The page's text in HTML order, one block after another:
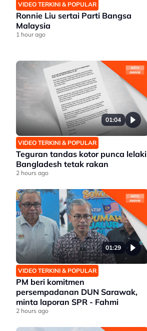
VIDEO TERKINI & POPULAR
Ronnie Liu sertai Parti Bangsa
Malaysia
1 hour ago
01:04
VIDEO TERKINI & POPULAR
Teguran tandas kotor punca lelaki
Bangladesh tetak rakan
2 hours ago
01:29
VIDEO TERKINI & POPULAR
PM beri komitmen
persempadanan DUN Sarawak,
minta laporan SPR - Fahmi
2 hours ago